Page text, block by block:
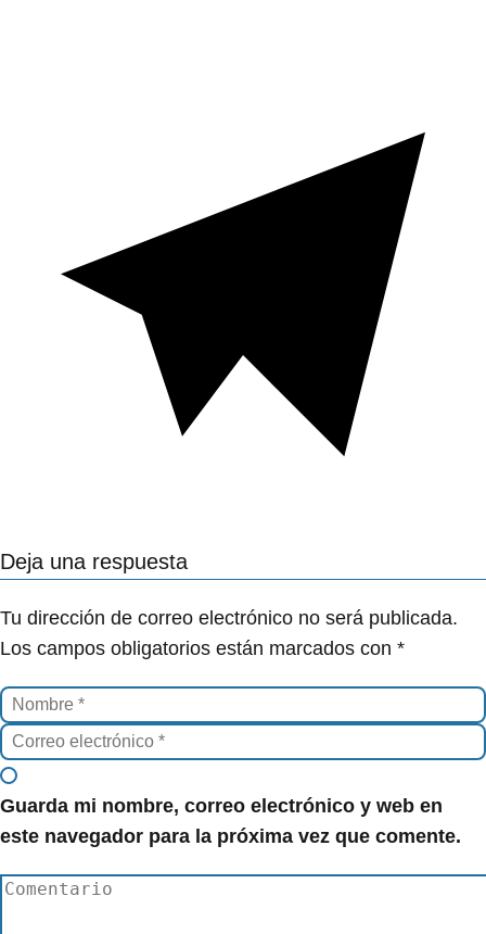
Deja una respuesta
Tu dirección de correo electrónico no será publicada.
Los campos obligatorios están marcados con *
Guarda mi nombre, correo electrónico y web en
este navegador para la próxima vez que comente.